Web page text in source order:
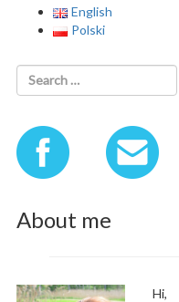
English
Polski
About me
Hi,